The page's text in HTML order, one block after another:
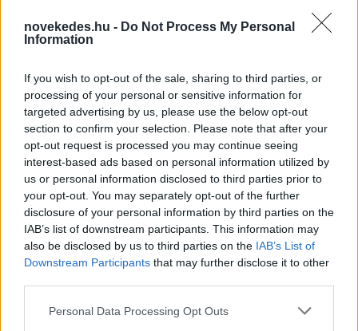
novekedes.hu - Do Not Process My Personal
Information
If you wish to opt-out of the sale, sharing to third parties, or
processing of your personal or sensitive information for
targeted advertising by us, please use the below opt-out
section to confirm your selection. Please note that after your
opt-out request is processed you may continue seeing
interest-based ads based on personal information utilized by
us or personal information disclosed to third parties prior to
your opt-out. You may separately opt-out of the further
disclosure of your personal information by third parties on the
IAB’s list of downstream participants. This information may
also be disclosed by us to third parties on the IAB’s List of
Downstream Participants that may further disclose it to other
Please note that this website/app uses one or more Google
Personal Data Processing Opt Outs
Mi lett Alain Delon vagyonával? Adóhatósági
csavar a sztoriban
HÍREK 2026. júl. 19.
FRISS HÍREK
Megjött a kimutatás: ennyi áramot
sikerült megtakarítani a
HÍREK 3 órája